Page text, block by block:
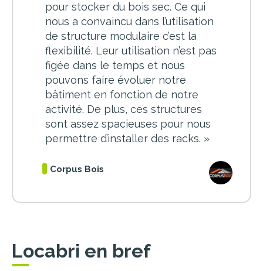
pour stocker du bois sec. Ce qui
nous a convaincu dans l’utilisation
de structure modulaire c’est la
flexibilité. Leur utilisation n’est pas
figée dans le temps et nous
pouvons faire évoluer notre
bâtiment en fonction de notre
activité. De plus, ces structures
sont assez spacieuses pour nous
permettre d’installer des racks. »
Corpus Bois
Locabri en bref